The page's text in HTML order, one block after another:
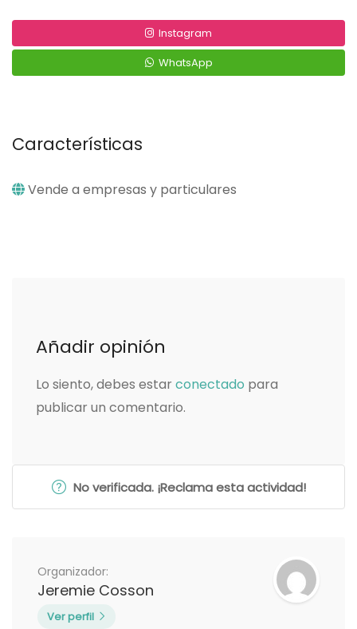
Instagram
WhatsApp
Características
Vende a empresas y particulares
Añadir opinión
Lo siento, debes estar conectado para
publicar un comentario.
No verificada. ¡Reclama esta actividad!
Organizador:
Jeremie Cosson
Ver perfil